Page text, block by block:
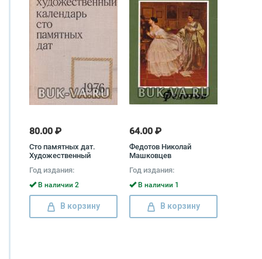
80.00 ₽
Сто памятных дат.
Художественный
Год издания:
В наличии 2
В корзину
64.00 ₽
Федотов Николай
Машковцев
Год издания:
В наличии 1
В корзину